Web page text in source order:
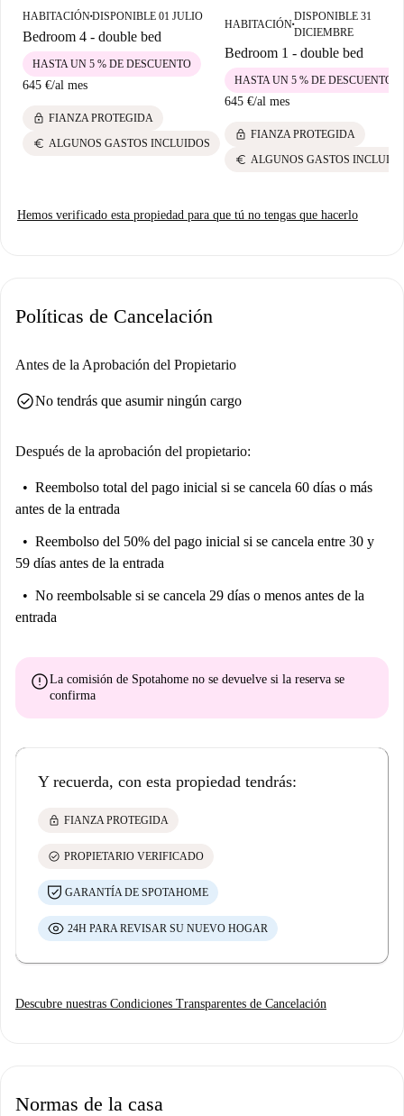
HABITACIÓN■DISPONIBLE 01 JULIO
Bedroom 4 - double bed
645 €/al mes
HASTA UN 5 % DE DESCUENTO
lock FIANZA PROTEGIDA
euro ALGUNOS GASTOS INCLUIDOS
HABITACIÓN■
DISPONIBLE 31
DICIEMBRE
Bedroom 1 - double bed
645 €/al mes
HASTA UN 5 % DE DESCUENTO
lock FIANZA PROTEGIDA
euro ALGUNOS GASTOS
Hemos verificado esta propiedad para que tú no tengas que hacerlo
Políticas de Cancelación
Antes de la Aprobación del Propietario
check_circleNo tendrás que asumir ningún cargo
Después de la aprobación del propietario:
Reembolso total del pago inicial si se cancela 60 días o más
antes de la entrada
Reembolso del 50% del pago inicial si se cancela entre 30 y
59 días antes de la entrada
No reembolsable si se cancela 29 días o menos antes de la
entrada
errorLa comisión de Spotahome no se devuelve si la reserva se
confirma
Y recuerda, con esta propiedad tendrás:
lock FIANZA PROTEGIDA
check_circle PROPIETARIO VERIFICADO
GARANTÍA DE SPOTAHOME
24H PARA REVISAR SU NUEVO HOGAR
Descubre nuestras Condiciones Transparentes de Cancelación
Normas de la casa